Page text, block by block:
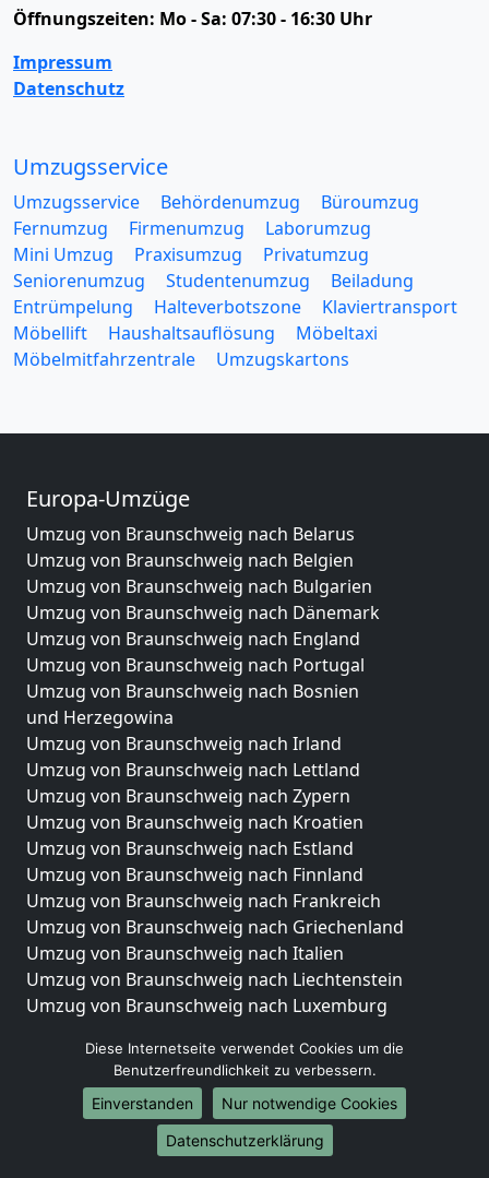
Öffnungszeiten: Mo - Sa: 07:30 - 16:30 Uhr
Impressum
Datenschutz
Umzugsservice
Umzugsservice Behördenumzug
Büroumzug
Fernumzug
Firmenumzug
Laborumzug
Mini Umzug
Praxisumzug
Privatumzug
Seniorenumzug
Studentenumzug
Beiladung
Entrümpelung
Halteverbotszone
Klaviertransport
Möbellift
Haushaltsauflösung
Möbeltaxi
Möbelmitfahrzentrale
Umzugskartons
Europa-Umzüge
Umzug von Braunschweig nach Belarus
Umzug von Braunschweig nach Belgien
Umzug von Braunschweig nach Bulgarien
Umzug von Braunschweig nach Dänemark
Umzug von Braunschweig nach England
Umzug von Braunschweig nach Portugal
Umzug von Braunschweig nach Bosnien
und Herzegowina
Umzug von Braunschweig nach Irland
Umzug von Braunschweig nach Lettland
Umzug von Braunschweig nach Zypern
Umzug von Braunschweig nach Kroatien
Umzug von Braunschweig nach Estland
Umzug von Braunschweig nach Finnland
Umzug von Braunschweig nach Frankreich
Umzug von Braunschweig nach Griechenland
Umzug von Braunschweig nach Italien
Umzug von Braunschweig nach Liechtenstein
Umzug von Braunschweig nach Luxemburg
Umzug von Braunschweig nach Norwegen
Umzüge-Deutschlandweit
Umzug von Braunschweig nach Berlin
Umzug von Braunschweig nach Hamburg
Diese Internetseite verwendet Cookies um die
Benutzerfreundlichkeit zu verbessern.
Einverstanden
Nur notwendige Cookies
Datenschutzerklärung